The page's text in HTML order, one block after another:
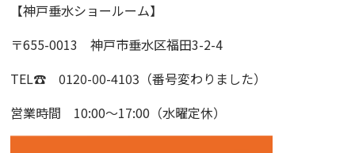
【神戸垂水ショールーム】
〒655-0013 神戸市垂水区福田3-2-4
TEL☎ 0120-00-4103（番号変わりました）
営業時間 10:00～17:00（水曜定休）